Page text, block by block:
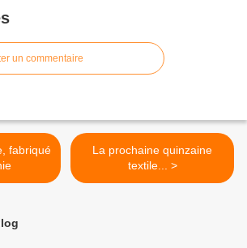
un commentaire
La prochaine quinzaine
textile... >